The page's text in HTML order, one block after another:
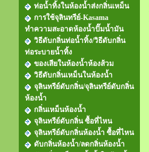
ท่อน้ำทิ้งในห้องน้ำส่งกลิ่นเหม็น
การใช้จุลินทรีย์-Kasama
ทำความสะอาดห้องน้ำปั๊มน้ำมัน
วิธีดับกลิ่นท่อน้ำทิ้ง/วิธีดับกลิ่น
ท่อระบายน้ำทิ้ง
ของเสียในห้องน้ำห้องส้วม
วิธีดับกลิ่นเหม็นในห้องน้ำ
จุลินทรีย์ดับกลิ่น/จุลินทรีย์ดับกลิ่น
ห้องน้ำ
กลิ่นเหม็นห้องน้ำ
จุลินทรีย์ดับกลิ่น ซื้อที่ไหน
จุลินทรีย์ดับกลิ่นห้องน้ำ ซื้อที่ไหน
ดับกลิ่นห้องน้ำ/ลดกลิ่นห้องน้ำ